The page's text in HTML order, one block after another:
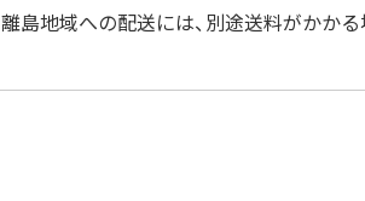
離島地域への配送には、別途送料がかか